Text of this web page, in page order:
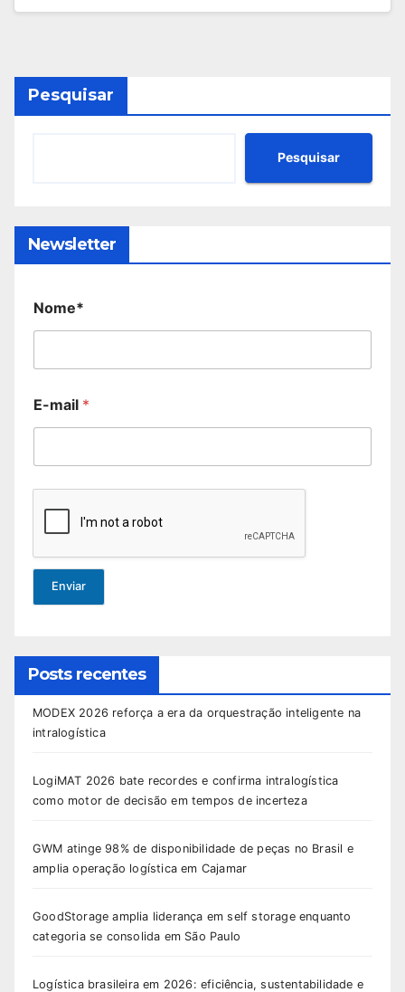
Pesquisar
Pesquisar
Newsletter
Nome*
E-mail *
Enviar
Posts recentes
MODEX 2026 reforça a era da orquestração inteligente na
intralogística
LogiMAT 2026 bate recordes e confirma intralogística
como motor de decisão em tempos de incerteza
GWM atinge 98% de disponibilidade de peças no Brasil e
amplia operação logística em Cajamar
GoodStorage amplia liderança em self storage enquanto
categoria se consolida em São Paulo
Logística brasileira em 2026: eficiência, sustentabilidade e